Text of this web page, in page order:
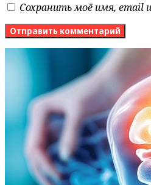
Сохранить моё имя, email